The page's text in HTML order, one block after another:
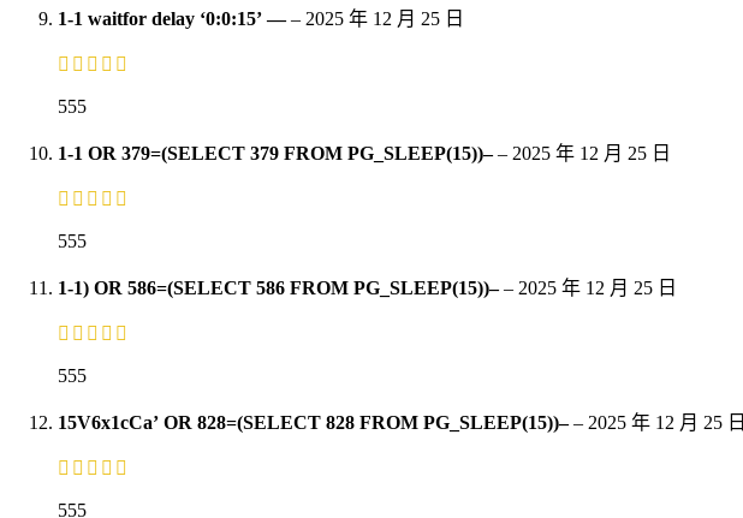
1-1 waitfor delay ‘0:0:15’ —– 2025 年 12 月 25 日
555
1-1 OR 379=(SELECT 379 FROM PG_SLEEP(15))–– 2025 年 12 月 25 日
555
1-1) OR 586=(SELECT 586 FROM PG_SLEEP(15))–– 2025 年 12 月 25 日
555
15V6x1cCa’ OR 828=(SELECT 828 FROM PG_SLEEP(15))–– 2025 年 12 月 25 日
555